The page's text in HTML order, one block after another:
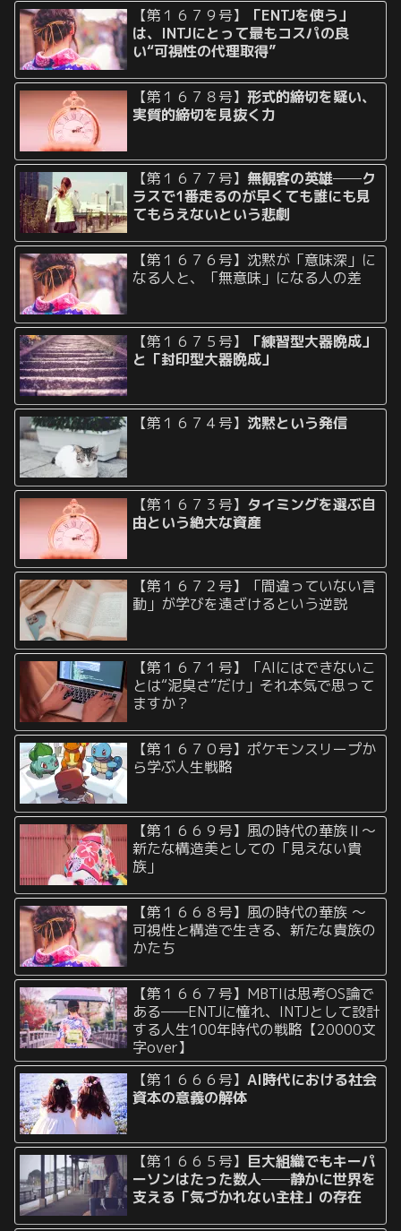
【第１６７９号】
「ENTJを使う」
は、INTJにとって最もコスパの良
い“可視性の代理取得”
【第１６７８号】形式的締切を疑い、
実質的締切を見抜く力
【第１６７７号】 無観客の英雄──ク
ラスで1番走るのが早くても誰にも見
てもらえないという悲劇
【第１６７６号】沈黙が「意味深」に
なる人と、「無意味」になる人の差
【第１６７５号】
「練習型大器晩成」
と「封印型大器晩成」
【第１６７４号】 沈黙という発信
【第１６７３号】 タイミングを選ぶ自
由という絶大な資産
【第１６７２号】「間違っていない言
動」が学びを遠ざけるという逆説
【第１６７１号】「AIにはできないこ
とは“泥臭さ”だけ」それ本気で思って
ますか？
【第１６７０号】ポケモンスリープか
ら学ぶ人生戦略
【第１６６９号】風の時代の華族Ⅱ〜
新たな構造美としての「見えない貴
族」
【第１６６８号】風の時代の華族 〜
可視性と構造で生きる、新たな貴族の
かたち
【第１６６７号】MBTIは思考OS論で
ある——ENTJに憧れ、INTJとして設計
する人生100年時代の戦略【20000文
字over】
【第１６６６号】AI時代における社会
資本の意義の解体
【第１６６５号】 巨大組織でもキーパ
ーソンはたった数人──静かに世界を
支える「気づかれない主柱」の存在